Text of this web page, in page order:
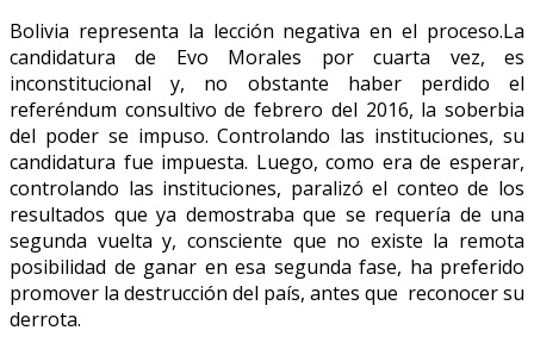
Bolivia representa la lección negativa en el proceso.La
candidatura de Evo Morales por cuarta vez, es
inconstitucional y, no obstante haber perdido el
referéndum consultivo de febrero del 2016, la soberbia
del poder se impuso. Controlando las instituciones, su
candidatura fue impuesta. Luego, como era de esperar,
controlando las instituciones, paralizó el conteo de los
resultados que ya demostraba que se requería de una
segunda vuelta y, consciente que no existe la remota
posibilidad de ganar en esa segunda fase, ha preferido
promover la destrucción del país, antes que reconocer su
derrota.